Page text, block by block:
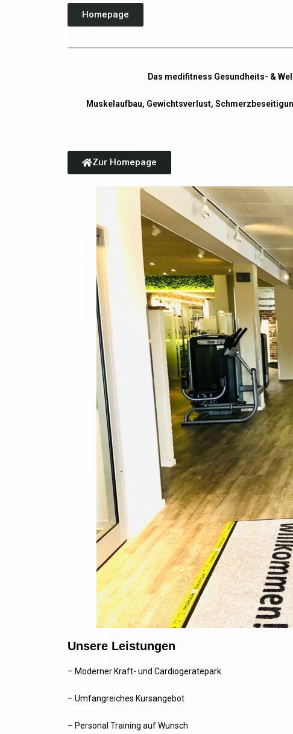
Homepage
Das medifitness Gesundheits- &
Muskelaufbau, Gewichtsverlust,
Zur Homepage
Unsere Leistungen
– Moderner Kraft- und Cardiogerätepark
– Umfangreiches Kursangebot
– Personal Training auf Wunsch